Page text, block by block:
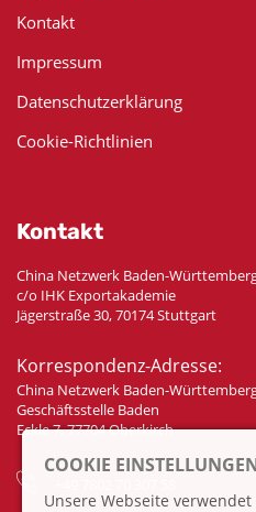
Kontakt
Impressum
Datenschutzerklärung
Cookie-Richtlinien
Kontakt
China Netzwerk Baden-
c/o IHK Exportakademie
Jägerstraße 30, 70174 Stuttgart
Korrespondenz-Adresse:
China Netzwerk Baden-
Geschäftsstelle Baden
Eckle 7, 77704 Oberkirch
COOKIE
Unsere Webseite